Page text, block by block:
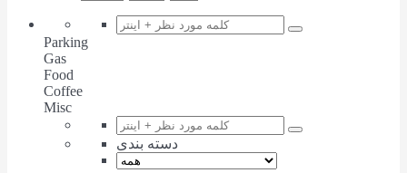
Parking
Gas
Food
Coffee
Misc
دسته بندی